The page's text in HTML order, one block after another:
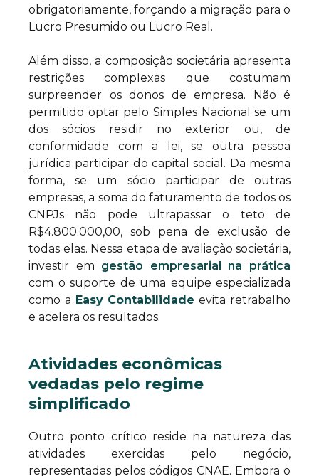
obrigatoriamente, forçando a migração para o
Lucro Presumido ou Lucro Real.
Além disso, a composição societária apresenta
restrições complexas que costumam
surpreender os donos de empresa. Não é
permitido optar pelo Simples Nacional se um
dos sócios residir no exterior ou, de
conformidade com a lei, se outra pessoa
jurídica participar do capital social. Da mesma
forma, se um sócio participar de outras
empresas, a soma do faturamento de todos os
CNPJs não pode ultrapassar o teto de
R$4.800.000,00, sob pena de exclusão de
todas elas. Nessa etapa de avaliação societária,
investir em gestão empresarial na prática
com o suporte de uma equipe especializada
como a Easy Contabilidade evita retrabalho
e acelera os resultados.
Atividades econômicas
vedadas pelo regime
simplificado
Outro ponto crítico reside na natureza das
atividades exercidas pelo negócio,
representadas pelos códigos CNAE. Embora o